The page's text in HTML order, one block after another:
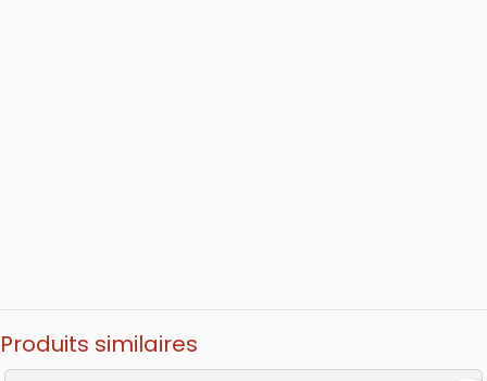
Produits similaires